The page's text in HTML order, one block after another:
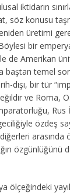
iktidarın
söz konusu
üretimi
bir
de Amerikan
baştan temel
dışı, bir tür
ve Roma,
Rus
özdeş
arasında
özgünlüğünü
ölçeğindeki